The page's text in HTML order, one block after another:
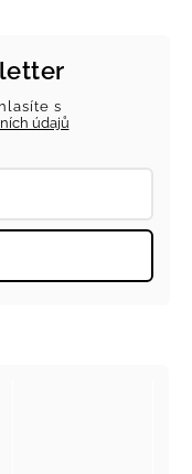
s
údajů